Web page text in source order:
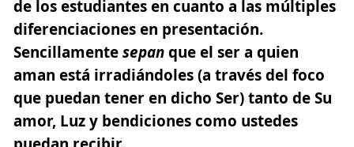
de los estudiantes en cuanto a las múltiples
diferenciaciones en presentación.
Sencillamentesepanque el ser a quien
aman está irradiándoles (a través del foco
que puedan tener en dicho Ser) tanto de Su
amor, Luz y bendiciones como ustedes